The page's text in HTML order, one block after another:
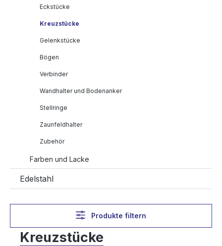
Eckstücke
Kreuzstücke
Gelenkstücke
Bögen
Verbinder
Wandhalter und Bodenanker
Stellringe
Zaunfeldhalter
Zubehör
Farben und Lacke
Edelstahl
Produkte filtern
Kreuzstücke